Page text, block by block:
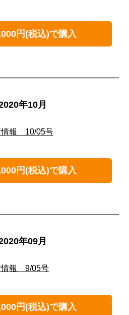
円(税込)で購入
年10月
情報 10/05号
円(税込)で購入
年09月
情報 9/05号
円(税込)で購入